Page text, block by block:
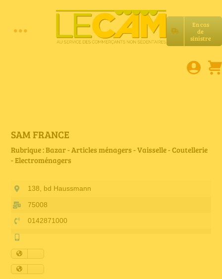
En cas
de
sinistre
Toggle
E-book
Services LeCam
Petites annonces
Annuaire Fournisseurs
Actualités
SAM FRANCE
Rubrique : Bazar - Articles ménagers - Vaisselle - Coutellerie
- Electroménagers
138, bd Haussmann
75008
0142871000